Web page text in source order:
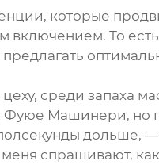
которые
включением. То
предлагать
цеху, среди запаха
Машинери, но
дольше, —
меня спрашивают,